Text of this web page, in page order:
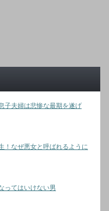
子夫婦は悲惨な最期を遂げ
！なぜ悪女と呼ばれるように
ってはいけない男